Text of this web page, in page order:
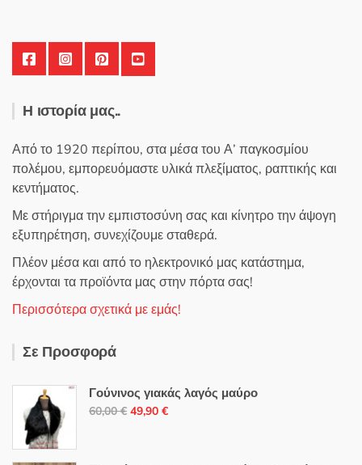
Η ιστορία μας..
Από το 1920 περίπου, στα μέσα του Α’ παγκοσμίου
πολέμου, εμπορευόμαστε υλικά πλεξίματος, ραπτικής και
κεντήματος.
Με στήριγμα την εμπιστοσύνη σας και κίνητρο την άψογη
εξυπηρέτηση, συνεχίζουμε σταθερά.
Πλέον μέσα και από το ηλεκτρονικό μας κατάστημα,
έρχονται τα προϊόντα μας στην πόρτα σας!
Περισσότερα σχετικά με εμάς!
Σε Προσφορά
Γούνινος γιακάς λαγός μαύρο
60,00€ Original
49,90 €Η